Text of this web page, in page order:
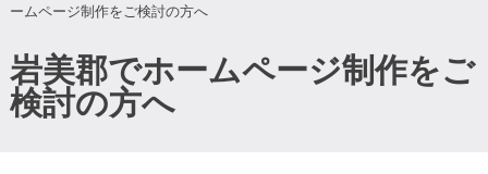
ームページ制作をご検討の方へ
岩美郡でホームページ制作をご
検討の方へ